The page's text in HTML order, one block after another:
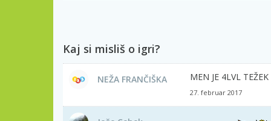
Kaj si misliš o igri?
NEŽA FRANČIŠKA MEN JE 4LVL TEŽEK
27. februar 2017